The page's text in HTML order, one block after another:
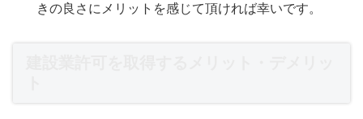
きの良さにメリットを感じて頂ければ幸いです。